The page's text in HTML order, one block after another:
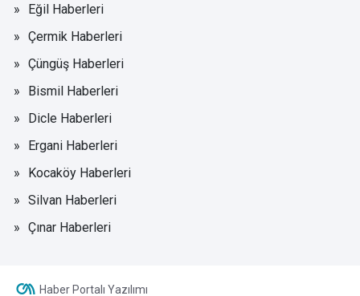
Eğil Haberleri
Çermik Haberleri
Çüngüş Haberleri
Bismil Haberleri
Dicle Haberleri
Ergani Haberleri
Kocaköy Haberleri
Silvan Haberleri
Çınar Haberleri
Haber Portalı Yazılımı